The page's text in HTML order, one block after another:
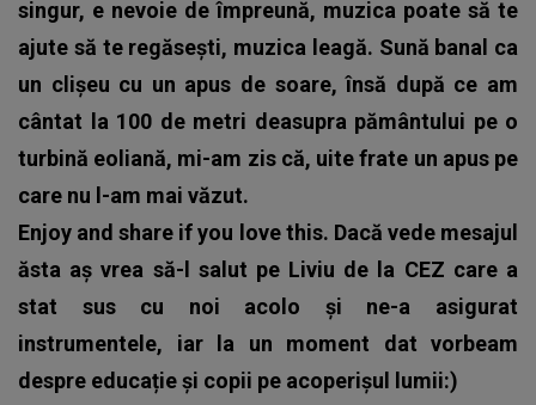
singur, e nevoie de împreună, muzica poate să te
ajute să te regăsești, muzica leagă. Sună banal ca
un clișeu cu un apus de soare, însă după ce am
cântat la 100 de metri deasupra pământului pe o
turbină eoliană, mi-am zis că, uite frate un apus pe
care nu l-am mai văzut.
Enjoy and share if you love this. Dacă vede mesajul
ăsta aș vrea să-l salut pe Liviu de la CEZ care a
stat sus cu noi acolo și ne-a asigurat
instrumentele, iar la un moment dat vorbeam
despre educație și copii pe acoperișul lumii:)